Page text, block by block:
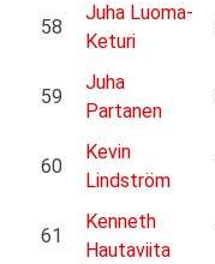
58
Juha Luoma-
Keturi
59
Juha
Partanen
60
Kevin
Lindström
61
Kenneth
Hautaviita